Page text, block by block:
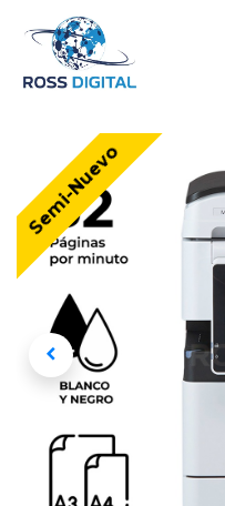
Semi-Nuevo